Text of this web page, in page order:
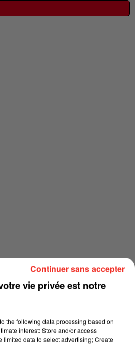
vie privée est notre
the following data processing based on
interest: Store and/or access
limited data to select advertising; Create
Continuer sans accepter